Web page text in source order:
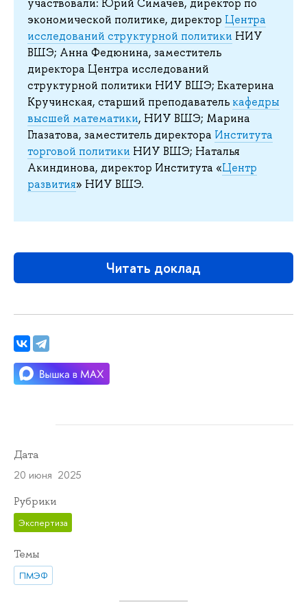
участвовали: Юрий Симачев, директор по
экономической политике, директор Центра
исследований структурной политики НИУ
ВШЭ; Анна Федюнина, заместитель
директора Центра исследований
структурной политики НИУ ВШЭ; Екатерина
Кручинская, старший преподаватель кафедры
высшей математики, НИУ ВШЭ; Марина
Глазатова, заместитель директора Института
торговой политики НИУ ВШЭ; Наталья
Акиндинова, директор Института «Центр
развития» НИУ ВШЭ.
Читать доклад
Дата
20 июня 2025
Рубрики
Экспертиза
Темы
ПМЭФ